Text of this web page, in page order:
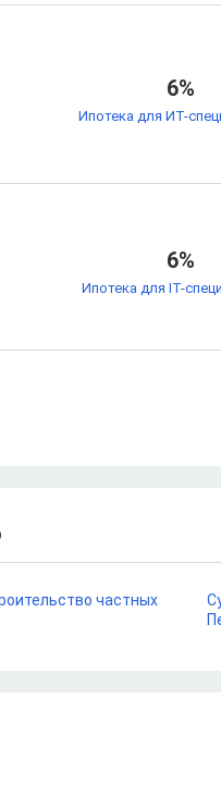
6%
Ипотека для ИТ-
6%
Ипотека для IT-
частных